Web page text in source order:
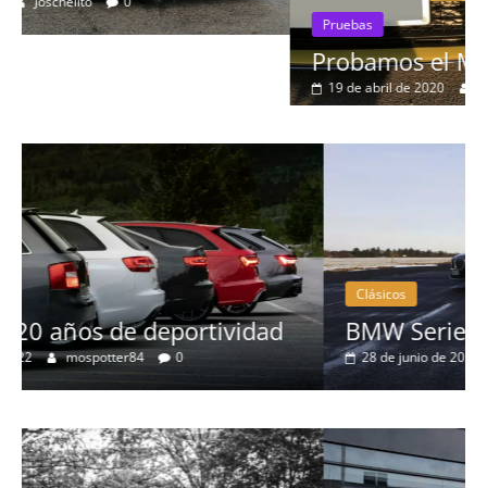
Pruebas
Probamos el Mercedes-Benz A200d
Joschelito 0
Clásicos
BMW Serie 7: lujo desde 1977
28 de junio de 2022 mospotter84 0